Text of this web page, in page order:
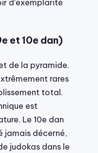
d’exemplarité
et 10e dan)
de la pyramide.
rares
total.
est
Le 10e dan
jamais décerné,
judokas dans le